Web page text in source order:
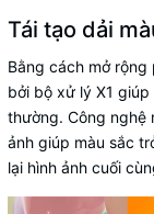
Tái tạo dải
Bằng cách mở rộng
bởi bộ xử lý X1
thường. Công nghệ
ảnh giúp màu sắc
lại hình ảnh cuối